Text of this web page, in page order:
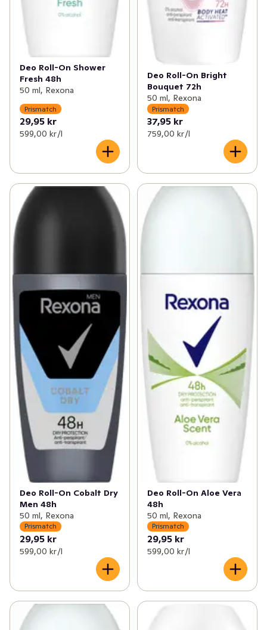
Deo Roll-On Shower
Fresh 48h
50 ml, Rexona
Prismatch
29,95 kr
599,00 kr /l
Deo Roll-On Bright
Bouquet 72h
50 ml, Rexona
Prismatch
37,95 kr
759,00 kr /l
Deo Roll-On Cobalt Dry
Men 48h
50 ml, Rexona
Prismatch
29,95 kr
599,00 kr /l
Deo Roll-On Aloe Vera
48h
50 ml, Rexona
Prismatch
29,95 kr
599,00 kr /l